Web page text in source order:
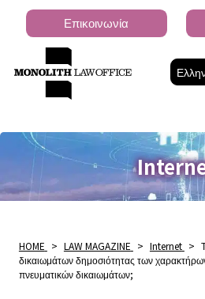
Επικοινωνία
HOME > LAW MAGAZINE > Internet >
δικαιωμάτων δημοσιότητας των
πνευματικών δικαιωμάτων;